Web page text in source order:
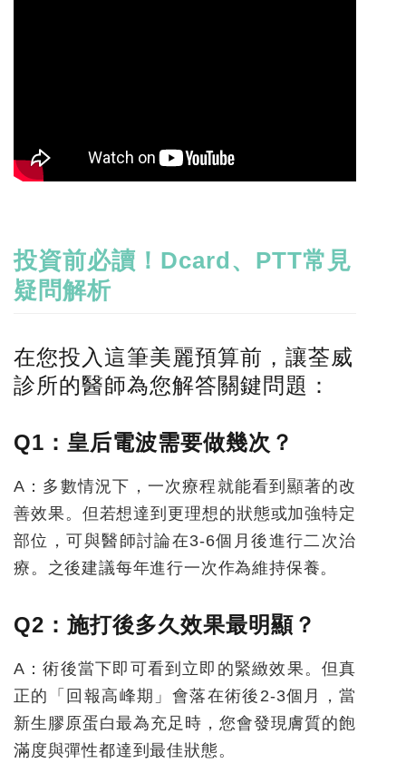
投資前必讀！ Dcard、 PTT常見
疑問解析
在您投入這筆美麗預算前，讓荃威
診所的醫師為您解答關鍵問題：
Q1 ：皇后電波需要做幾次？
A：多數情況下，一次療程就能看到顯著的改
善效果。但若想達到更理想的狀態或加強特定
部位，可與醫師討論在3-6個月後進行二次治
療。之後建議每年進行一次作為維持保養。
Q2 ：施打後多久效果最明顯？
A：術後當下即可看到立即的緊緻效果。但真
正的「回報高峰期」會落在術後2-3個月，當
新生膠原蛋白最為充足時，您會發現膚質的飽
滿度與彈性都達到最佳狀態。